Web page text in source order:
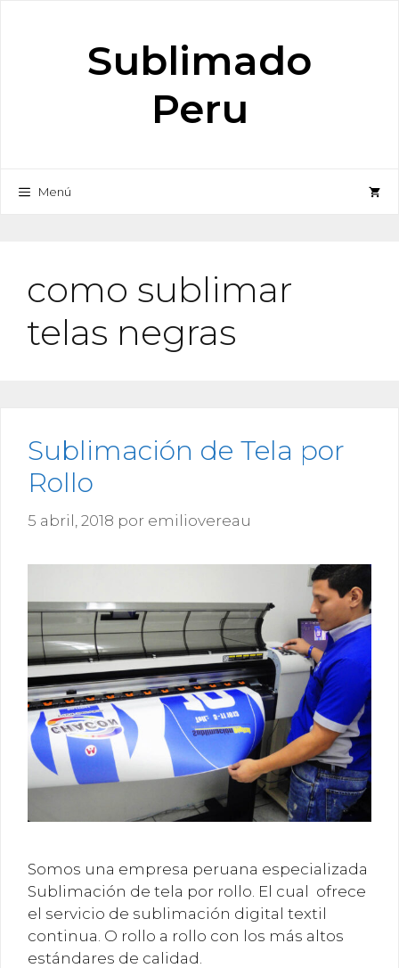
Sublimado
Peru
Menú
como sublimar
telas negras
Sublimación de Tela por
Rollo
5 abril, 2018 por emiliovereau
Somos una empresa peruana especializada
Sublimación de tela por rollo. El cual ofrece
el servicio de sublimación digital textil
continua. O rollo a rollo con los más altos
estándares de calidad.